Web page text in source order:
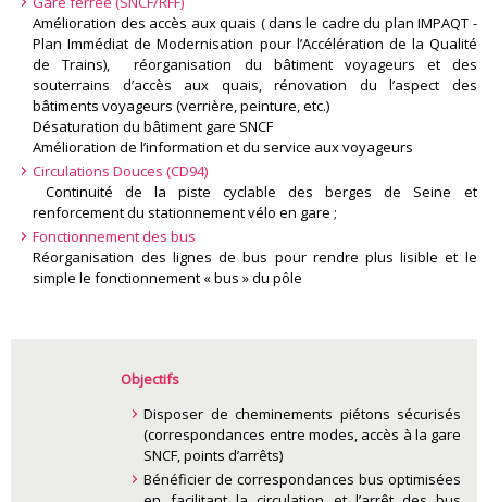
Amélioration des accès aux quais ( dans le cadre du plan IMPAQT -
Plan Immédiat de Modernisation pour l’Accélération de la Qualité
de Trains), réorganisation du bâtiment voyageurs et des
souterrains d’accès aux quais, rénovation du l’aspect des
bâtiments voyageurs (verrière, peinture, etc.)
Désaturation du bâtiment gare SNCF
Amélioration de l’information et du service aux voyageurs
Circulations Douces (CD94)
Continuité de la piste cyclable des berges de Seine et
renforcement du stationnement vélo en gare ;
Fonctionnement des bus
Réorganisation des lignes de bus pour rendre plus lisible et le
simple le fonctionnement « bus » du pôle
Objectifs
Disposer de cheminements piétons sécurisés
(correspondances entre modes, accès à la gare
SNCF, points d’arrêts)
Bénéficier de correspondances bus optimisées